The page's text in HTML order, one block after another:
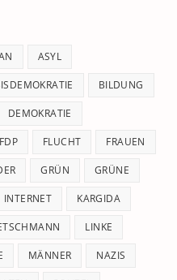
ASYL
BILDUNG
DEMOKRATIE
FDP FLUCHT FRAUEN
GRÜN GRÜNE
INTERNET KARGIDA
LINKE
MÄNNER NAZIS